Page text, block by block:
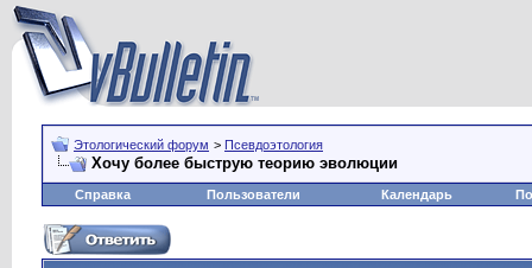
Этологический форум > Псевдоэтология
Хочу более быструю теорию эволюции
Справка Пользователи Календарь